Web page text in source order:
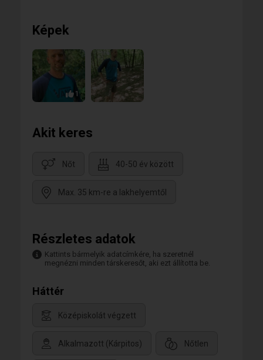
Képek
1
Akit keres
Nőt 40-50 év között
Max. 35 km-re a lakhelyemtől
Részletes adatok
Kattints bármelyik adatcímkére, ha szeretnél
megnézni minden társkeresőt, aki ezt állította be.
Háttér
Középiskolát végzett
Alkalmazott (Kárpitos) Nőtlen